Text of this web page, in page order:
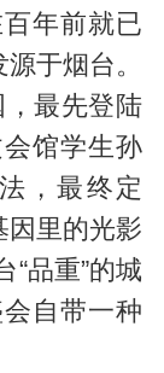
年前就已
于烟台。
，最先登陆
馆学生孙
，最终定
因里的光影
“品重”的城
自带一种